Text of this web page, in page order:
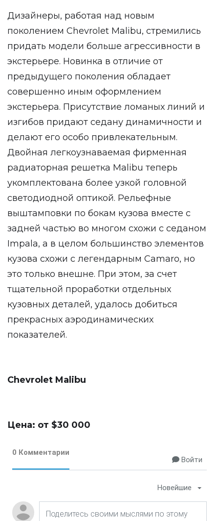
Дизайнеры, работая над новым
поколением Chevrolet Malibu, стремились
придать модели больше агрессивности в
экстерьере. Новинка в отличие от
предыдущего поколения обладает
совершенно иным оформлением
экстерьера. Присутствие ломаных линий и
изгибов придают седану динамичности и
делают его особо привлекательным.
Двойная легкоузнаваемая фирменная
радиаторная решетка Malibu теперь
укомплектована более узкой головной
светодиодной оптикой. Рельефные
выштамповки по бокам кузова вместе с
задней частью во многом схожи с седаном
Impala, а в целом большинство элементов
кузова схожи с легендарным Camaro, но
это только внешне. При этом, за счет
тщательной проработки отдельных
кузовных деталей, удалось добиться
прекрасных аэродинамических
показателей.
Chevrolet Malibu
Цена: от $30 000
0 Комментарии
Войти
Новейшие